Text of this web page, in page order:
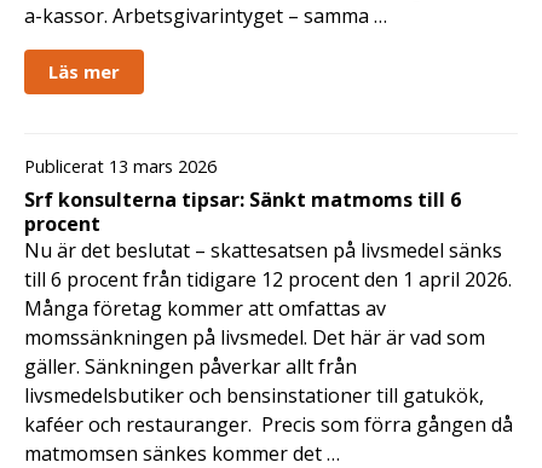
a-kassor. Arbetsgivarintyget – samma …
Läs mer
Publicerat 13 mars 2026
Srf konsulterna tipsar: Sänkt matmoms till 6
procent
Nu är det beslutat – skattesatsen på livsmedel sänks
till 6 procent från tidigare 12 procent den 1 april 2026.
Många företag kommer att omfattas av
momssänkningen på livsmedel. Det här är vad som
gäller. Sänkningen påverkar allt från
livsmedelsbutiker och bensinstationer till gatukök,
kaféer och restauranger. Precis som förra gången då
matmomsen sänkes kommer det …